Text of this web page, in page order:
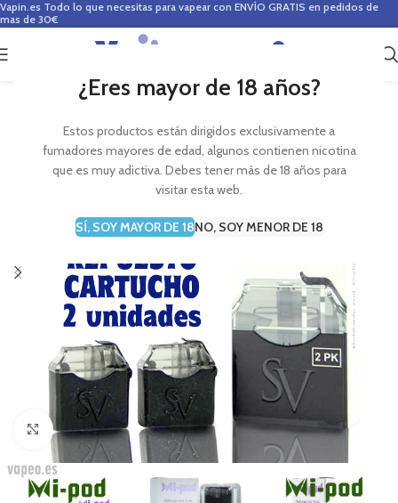
¿Eres mayor de 18 años?
Estos productos están dirigidos exclusivamente a
fumadores mayores de edad, algunos contienen nicotina
que es muy adictiva. Debes tener más de 18 años para
visitar esta web.
SÍ, SOY MAYOR DE 18NO, SOY MENOR DE 18
Vapin.es Todo lo que necesitas para vapear con ENVÍO GRATIS en pedidos de
mas de 30€
0
Haga Click para agrandar